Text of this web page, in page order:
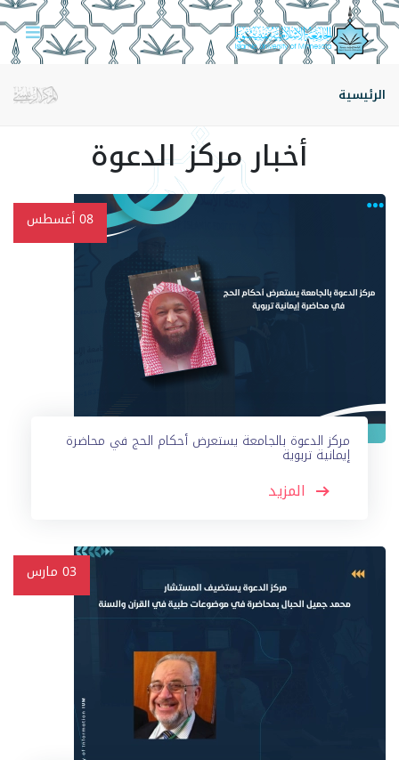
الرئيسية
أخبار مركز الدعوة
08أغسطس
مركز الدعوة بالجامعة يستعرض أحكام الحج في محاضرة
إيمانية تربوية
المزيد
03 مارس